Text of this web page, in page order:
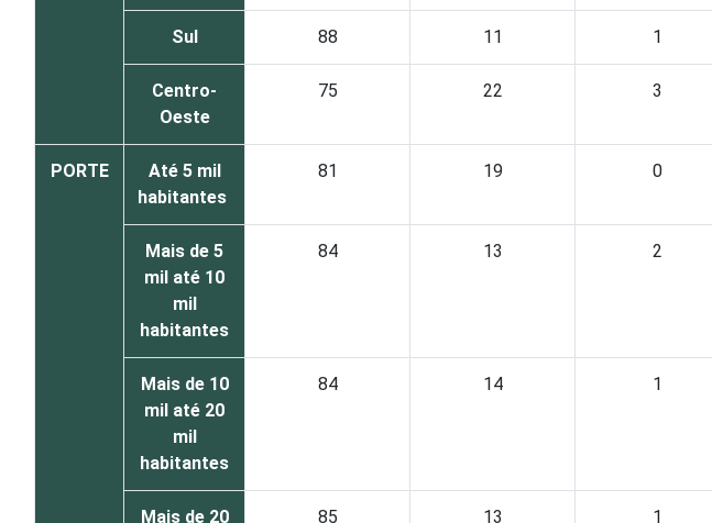
Sul 88 11 1
Centro-
Oeste
75 22 3
PORTE
Até 5 mil
habitantes
81 19 0
Mais de 5
mil até 10
mil
habitantes
84 13 2
Mais de 10
mil até 20
mil
habitantes
84 14 1
Mais de 20
85 13 1